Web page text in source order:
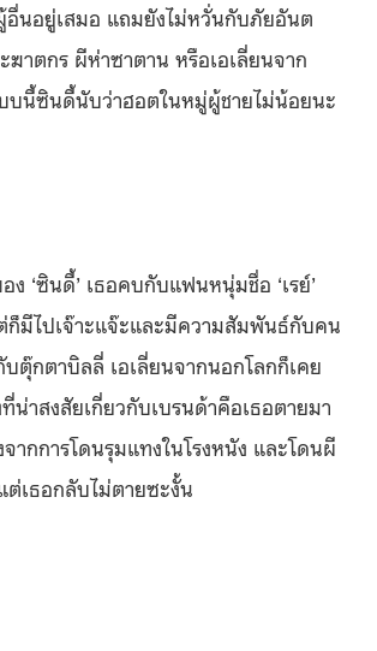
นอยู่เสมอ แถมยังไม่หวั่นกับภัยอันต
ฆาตกร ผีห่าซาตาน หรือเอเลี่ยนจาก
บนี้ซินดี้นับว่าฮอตในหมู่ผู้ชายไม่น้อยนะ
ง ‘ซินดี้’ เธอคบกับแฟนหนุ่มชื่อ ‘เรย์’
ก็มีไปเจ๊าะแจ๊ะและมีความสัมพันธ์กับคน
ตุ๊กตาบิลลี่ เอเลี่ยนจากนอกโลกก็เคย
น่าสงสัยเกี่ยวกับเบรนด้าคือเธอตายมา
ากการโดนรุมแทงในโรงหนัง และโดนผี
เธอกลับไม่ตายซะงั้น